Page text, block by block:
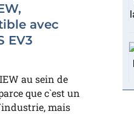
avec
EV3
au sein de
que c`est un
mais